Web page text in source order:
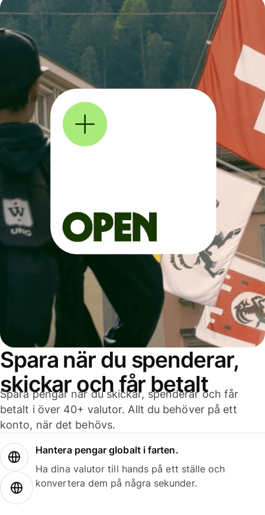
Spara när du spenderar,
skickar och får betalt
Spara pengar när du skickar, spenderar och får
betalt i över 40+ valutor. Allt du behöver på ett
konto, när det behövs.
Hantera pengar globalt i farten.
Ha dina valutor till hands på ett ställe och
konvertera dem på några sekunder.